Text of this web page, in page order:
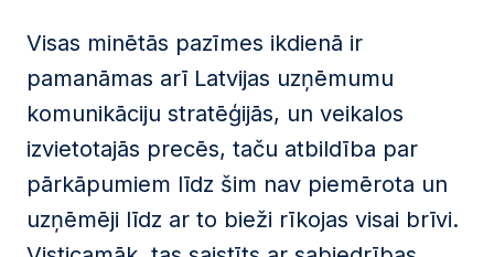
Visas minētās pazīmes ikdienā ir
pamanāmas arī Latvijas uzņēmumu
komunikāciju stratēģijās, un veikalos
izvietotajās precēs, taču atbildība par
pārkāpumiem līdz šim nav piemērota un
uzņēmēji līdz ar to bieži rīkojas visai brīvi.